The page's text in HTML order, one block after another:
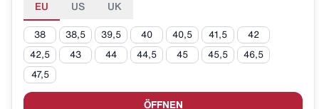
EU US UK
38 38,5 39,5 40 40,5 41,5 42
42,5 43 44 44,5 45 45,5 46,5
47,5
ÖFFNEN